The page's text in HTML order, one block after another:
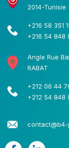
2014-Tunisie
+216 58 351
+216 54 848
Angle Rue
RABAT
+212 06 44
+212 54 848
contact@b4-